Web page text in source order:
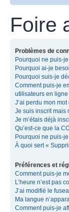
Foire
Problèmes de
Pourquoi ne puis-
Pourquoi ai-je
Pourquoi suis-je
Comment puis-je
utilisateurs en ligne
J’ai perdu mon
Je suis inscrit mais
Je m’étais déjà
Qu’est-ce que la
Pourquoi ne puis-
À quoi sert «
Préférences et
Comment puis-je
L’heure n’est pas
J’ai modifié le
Ma langue
Comment puis-je